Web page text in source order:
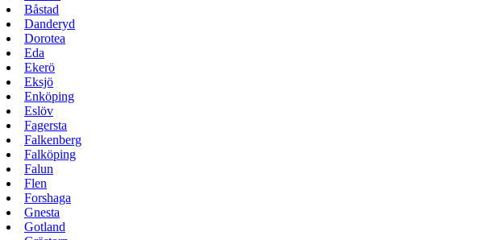
Båstad
Danderyd
Dorotea
Eda
Ekerö
Eksjö
Enköping
Eslöv
Fagersta
Falkenberg
Falköping
Falun
Flen
Forshaga
Gnesta
Gotland